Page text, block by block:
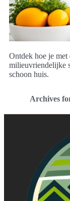
Ontdek hoe je met
milieuvriendelijke
schoon huis.
Archives